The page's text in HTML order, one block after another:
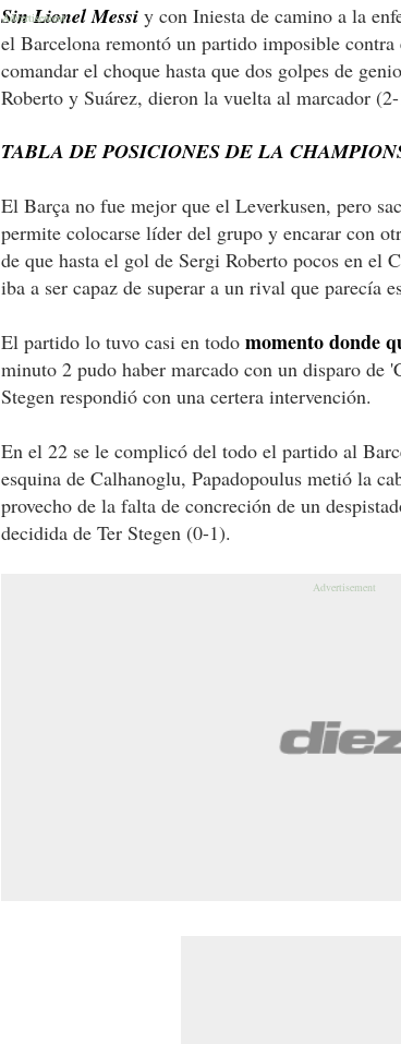
Sin Lionel Messi y con Iniesta de camino a la
el Barcelona remontó un partido imposible
comandar el choque hasta que dos golpes de
Roberto y Suárez, dieron la vuelta al marcador
TABLA DE POSICIONES DE LA
El Barça no fue mejor que el Leverkusen, pero
permite colocarse líder del grupo y encarar con
de que hasta el gol de Sergi Roberto pocos en el
iba a ser capaz de superar a un rival que parecía
El partido lo tuvo casi en todo momento donde
minuto 2 pudo haber marcado con un disparo de
Stegen respondió con una certera intervención.
En el 22 se le complicó del todo el partido al
esquina de Calhanoglu, Papadopoulus metió la
provecho de la falta de concreción de un
decidida de Ter Stegen (0-1).